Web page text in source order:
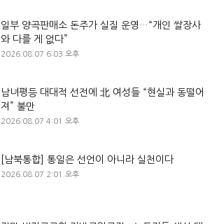
일부 양곡판매소 돈주가 실질 운영…“개인 쌀장사
와 다를 게 없다”
2026.08.07 6:03 오후
남녀평등 대대적 선전에 北 여성들 “현실과 동떨어
져” 불만
2026.08.07 4:01 오후
[남북통합] 통일은 선언이 아니라 실천이다
2026.08.07 2:01 오후